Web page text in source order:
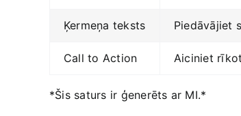
Ķermeņa teksts Piedāvājiet
Call to Action Aiciniet
*Šis saturs ir ģenerēts ​ar​ MI.*